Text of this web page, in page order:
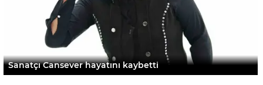
Sanatçı Cansever hayatını kaybetti